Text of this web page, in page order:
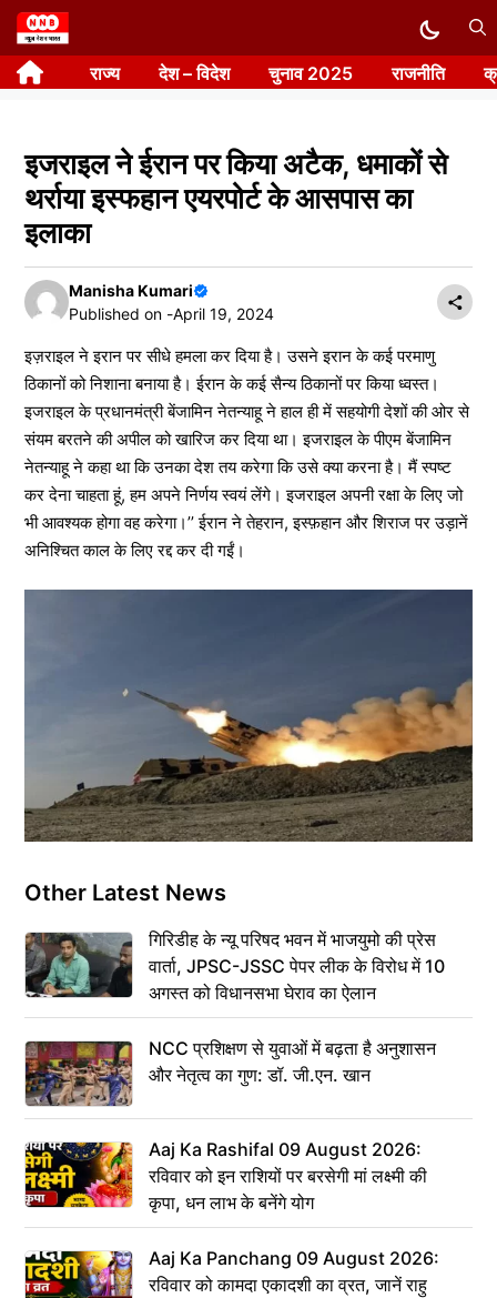
Skip
to
content राज्य देश – विदेश चुनाव 2025 राजनीति
इजराइल ने ईरान पर किया अटैक, धमाकों से
थर्राया इस्फहान एयरपोर्ट के आसपास का
इलाका
Manisha Kumari
Published on -April 19, 2024
इज़राइल ने इरान पर सीधे हमला कर दिया है। उसने इरान के कई परमाणु
ठिकानों को निशाना बनाया है। ईरान के कई सैन्य ठिकानों पर किया ध्वस्त।
इजराइल के प्रधानमंत्री बेंजामिन नेतन्याहू ने हाल ही में सहयोगी देशों की ओर से
संयम बरतने की अपील को खारिज कर दिया था। इजराइल के पीएम बेंजामिन
नेतन्याहू ने कहा था कि उनका देश तय करेगा कि उसे क्या करना है। मैं स्पष्ट
कर देना चाहता हूं, हम अपने निर्णय स्वयं लेंगे। इजराइल अपनी रक्षा के लिए जो
भी आवश्यक होगा वह करेगा।’’ ईरान ने तेहरान, इस्फ़हान और शिराज पर उड़ानें
अनिश्चित काल के लिए रद्द कर दी गईं।
Other Latest News
गिरिडीह के न्यू परिषद भवन में भाजयुमो की प्रेस
वार्ता, JPSC-JSSC पेपर लीक के विरोध में 10
अगस्त को विधानसभा घेराव का ऐलान
NCC प्रशिक्षण से युवाओं में बढ़ता है अनुशासन
और नेतृत्व का गुण: डॉ. जी.एन. खान
Aaj Ka Rashifal 09 August 2026:
रविवार को इन राशियों पर बरसेगी मां लक्ष्मी की
कृपा, धन लाभ के बनेंगे योग
Aaj Ka Panchang 09 August 2026:
रविवार को कामदा एकादशी का व्रत, जानें राहु